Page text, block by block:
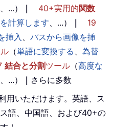
、...） ｜ 40+実用的関数
計算します、...） ｜
19
挿入 、 パスから画像を挿
（単語に変換する 、 為替
結合と分割ツール （高度な
、...） ｜ さらに多数
用いただけます。英語、ス
語、中国語、および40+の